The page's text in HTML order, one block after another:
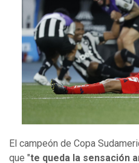
El campeón de Copa
que "te queda la sensación